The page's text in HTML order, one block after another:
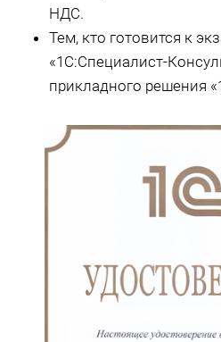
НДС.
Тем, кто готовится к
«1С:Специалист-
прикладного решения